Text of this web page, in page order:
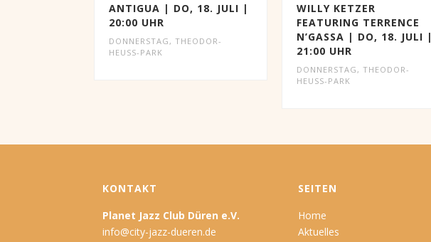
ANTIGUA | DO, 18. JULI |
20:00 UHR
DONNERSTAG , THEODOR-
HEUSS-PARK
WILLY KETZER
FEATURING TERRENCE
N’GASSA | DO, 18. JULI |
21:00 UHR
DONNERSTAG , THEODOR-
HEUSS-PARK
KONTAKT
Planet Jazz Club Düren e.V.
info@city-jazz-dueren.de
SEITEN
Home
Aktuelles